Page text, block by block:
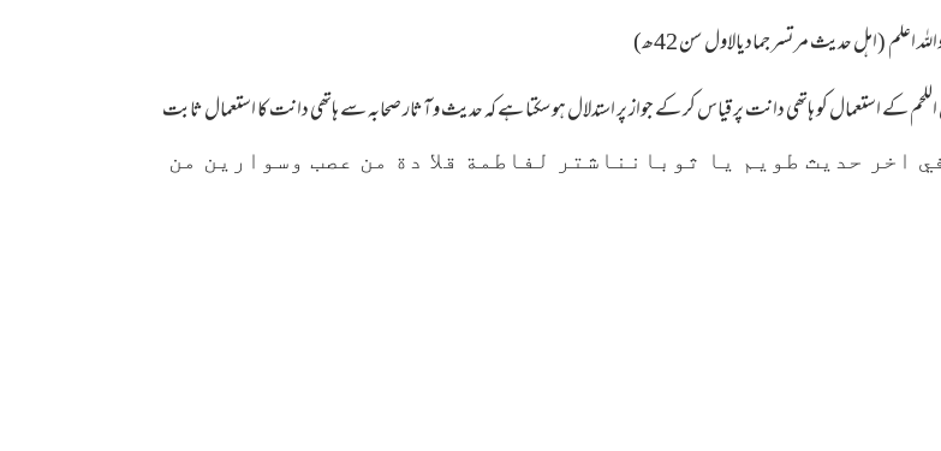
اعلم (اہل حدیث مرتسر جمادیالاول سن 42ھ)
غیر ماکول اللحم کے استعمال کو ہاتھی دانت پر قیاس کر کے جواز پر استدلال ہو سکتا ہے کہ حدیث و آثار صحابہ سے ہاتھی دانت کا استعمال ثابت
اخر حديث طويم يا ثوبانناشتر لفاطمة قلا دة من عصب وسوارين من